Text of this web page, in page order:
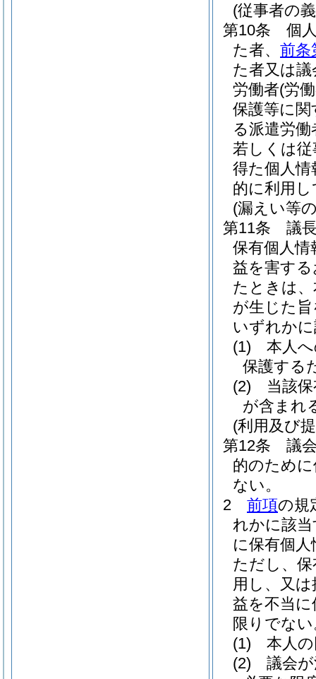
(従事者の
第10条
個
た者、 前条
た者又は
労働者(労
保護等に関
る派遣労
若しくは
得た個人
的に利用
(漏えい等
第11条
議
保有個人
益を害す
たときは
が生じた
いずれか
(1)
本人
保護する
(2)
当該
が含まれ
(利用及び
第12条
議
的のため
ない。
2
前項の規
れかに該
に保有個
ただし、
用し、又
益を不当
限りでな
(1)
本人
(2)
議会